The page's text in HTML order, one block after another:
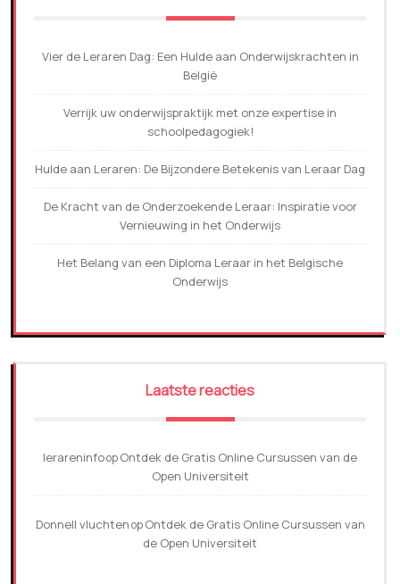
Vier de Leraren Dag: Een Hulde aan Onderwijskrachten in
België
Verrijk uw onderwijspraktijk met onze expertise in
schoolpedagogiek!
Hulde aan Leraren: De Bijzondere Betekenis van Leraar Dag
De Kracht van de Onderzoekende Leraar: Inspiratie voor
Vernieuwing in het Onderwijs
Het Belang van een Diploma Leraar in het Belgische
Onderwijs
Laatste reacties
lerareninfoopOntdek de Gratis Online Cursussen van de
Open Universiteit
Donnell vluchtenopOntdek de Gratis Online Cursussen van
de Open Universiteit